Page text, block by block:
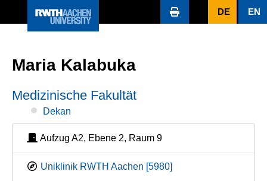
DE EN
Maria Kalabuka
Medizinische Fakultät
Dekan
Aufzug A2, Ebene 2, Raum 9
Uniklinik RWTH Aachen [5980]